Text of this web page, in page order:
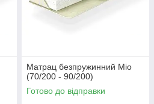
Матрац безпружинний Міо
(70/200 - 90/200)
Готово до відправки